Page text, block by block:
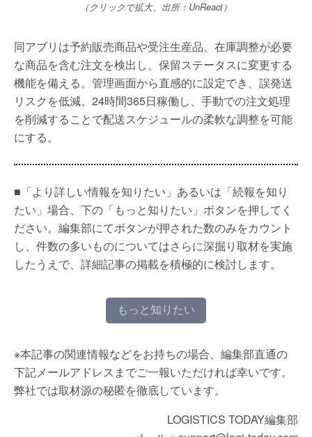
（クリックで拡大、出所：UnReact）
同アプリは予約販売商品や受注生産品、在庫調整が必要
な商品を含む注文を検出し、保留ステータスに変更する
機能を備える。管理画面から直感的に設定でき、誤発送
リスクを低減。24時間365日稼働し、手動での注文処理
を削減することで配送スケジュールの柔軟な調整を可能
にする。
■「より詳しい情報を知りたい」あるいは「続報を知り
たい」場合、下の「もっと知りたい」ボタンを押してく
ださい。編集部にてボタンが押された数のみをカウント
し、件数の多いものについてはさらに深掘り取材を実施
したうえで、詳細記事の掲載を積極的に検討します。
もっと知りたい
※本記事の関連情報などをお持ちの場合、編集部直通の
下記メールアドレスまでご一報いただければ幸いです。
弊社では取材源の秘匿を徹底しています。
LOGISTICS TODAY編集部